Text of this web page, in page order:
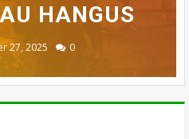
DUNIA
2026 0
HANGUS
27, 2025 0
BANTUAN
2025 0
API
2025 0
18, 2025 0